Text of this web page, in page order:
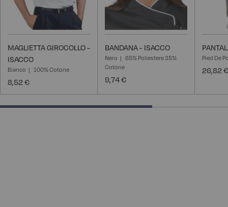
MAGLIETTA GIROCOLLO -
ISACCO
Bianco 100% Cotone
8,52 €
BANDANA - ISACCO
Nero
65% Poliestere 35%
Cotone
9,74 €
Pied De
26,82 €
66.66666666666666% completed